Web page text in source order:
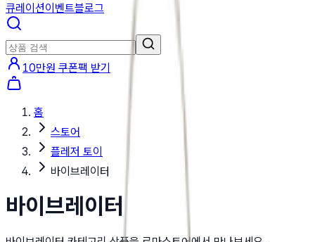
큐레이션이벤트블로그
10만원 쿠폰팩 받기
홈
스토어
플레저 토이
바이브레이터
바이브레이터